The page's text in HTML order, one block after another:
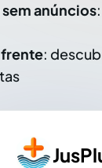
sem anúncios
frente: